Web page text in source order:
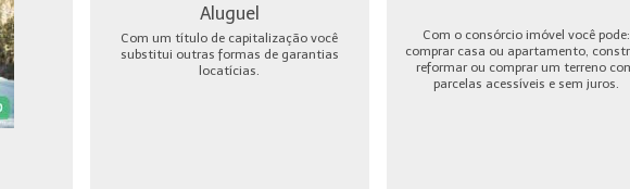
Aluguel
Com um título de capitalização você
substitui outras formas de garantias
locatícias.
Com o consórcio imóvel você pode:
comprar casa ou apartamento,
reformar ou comprar um terreno
parcelas acessíveis e sem juros.